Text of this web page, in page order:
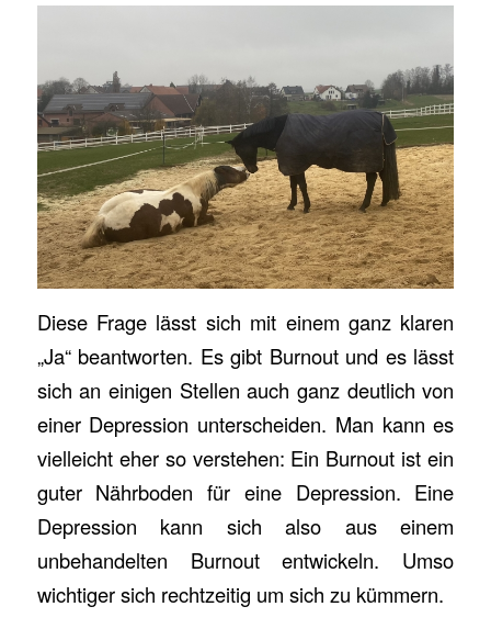
Diese Frage lässt sich mit einem ganz klaren
„Ja“ beantworten. Es gibt Burnout und es lässt
sich an einigen Stellen auch ganz deutlich von
einer Depression unterscheiden. Man kann es
vielleicht eher so verstehen: Ein Burnout ist ein
guter Nährboden für eine Depression. Eine
Depression kann sich also aus einem
unbehandelten Burnout entwickeln. Umso
wichtiger sich rechtzeitig um sich zu kümmern.